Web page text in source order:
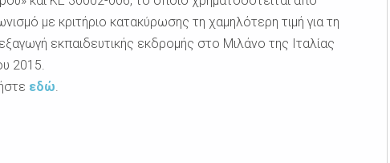
με κριτήριο κατακύρωσης τη χαμηλότερη τιμή για τη
εκπαιδευτικής εκδρομής στο Μιλάνο της Ιταλίας
2015.
εδώ.